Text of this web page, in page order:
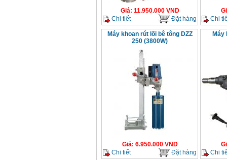
Giá: 11.950.000VND
Chi tiết
Đặt hàng
Chi
Máy khoan rút lõi bê tông DZZ
250 (3800W)
Giá: 6.950.000VND
Chi tiết
Đặt hàng
Máy
Chi